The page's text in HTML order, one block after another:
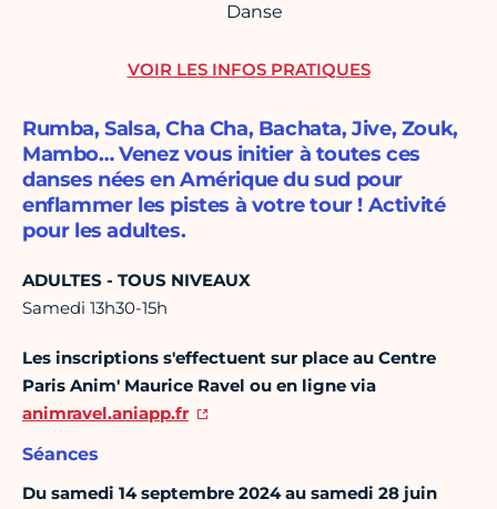
Danse
Rumba, Salsa, Cha Cha, Bachata, Jive, Zouk,
Mambo… Venez vous initier à toutes ces
danses nées en Amérique du sud pour
enflammer les pistes à votre tour ! Activité
pour les adultes.
ADULTES - TOUS NIVEAUX
Samedi 13h30-15h
Les inscriptions s'effectuent sur place au Centre
Paris Anim' Maurice Ravel ou en ligne via
animravel.aniapp.fr
Séances
Du samedi 14 septembre 2024 au samedi 28 juin
VOIR LES INFOS PRATIQUES